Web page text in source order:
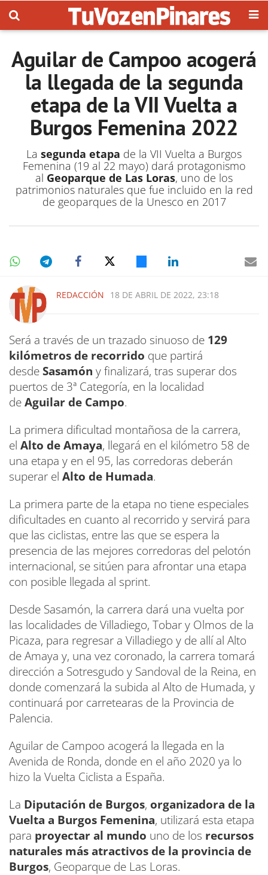
Aguilar de Campoo acogerá
la llegada de la segunda
etapa de la VII Vuelta a
Burgos Femenina 2022
La segunda etapa de la VII Vuelta a Burgos
Femenina (19 al 22 mayo) dará protagonismo
al Geoparque de Las Loras, uno de los
patrimonios naturales que fue incluido en la red
de geoparques de la Unesco en 2017
REDACCIÓN 18 DE ABRIL DE 2022, 23:18
Será a través de un trazado sinuoso de 129
kilómetros de recorrido que partirá
desdeSasamón y finalizará, tras superar dos
puertos de 3ª Categoría, en la localidad
deAguilar de Campo.
La primera dificultad montañosa de la carrera,
el Alto de Amaya, llegará en el kilómetro 58 de
una etapa y en el 95, las corredoras deberán
superar el Alto de Humada.
La primera parte de la etapa no tiene especiales
dificultades en cuanto al recorrido y servirá para
que las ciclistas, entre las que se espera la
presencia de las mejores corredoras del pelotón
internacional, se sitúen para afrontar una etapa
con posible llegada al sprint.
Desde Sasamón, la carrera dará una vuelta por
las localidades de Villadiego, Tobar y Olmos de la
Picaza, para regresar a Villadiego y de allí al Alto
de Amaya y, una vez coronado, la carrera tomará
dirección a Sotresgudo y Sandoval de la Reina, en
donde comenzará la subida al Alto de Humada, y
continuará por carretearas de la Provincia de
Palencia.
Aguilar de Campoo acogerá la llegada en la
Avenida de Ronda, donde en el año 2020 ya lo
hizo la Vuelta Ciclista a España.
La Diputación de Burgos, organizadora de la
Vuelta a Burgos Femenina, utilizará esta etapa
para proyectar al mundo uno de los recursos
naturales más atractivos de la provincia de
Burgos, Geoparque de Las Loras.